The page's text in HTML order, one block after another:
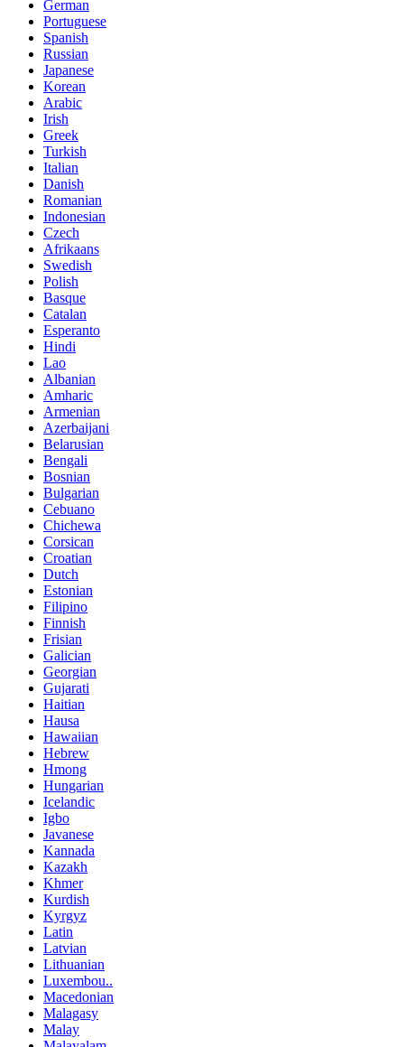
German
Portuguese
Spanish
Russian
Japanese
Korean
Arabic
Irish
Greek
Turkish
Italian
Danish
Romanian
Indonesian
Czech
Afrikaans
Swedish
Polish
Basque
Catalan
Esperanto
Hindi
Lao
Albanian
Amharic
Armenian
Azerbaijani
Belarusian
Bengali
Bosnian
Bulgarian
Cebuano
Chichewa
Corsican
Croatian
Dutch
Estonian
Filipino
Finnish
Frisian
Galician
Georgian
Gujarati
Haitian
Hausa
Hawaiian
Hebrew
Hmong
Hungarian
Icelandic
Igbo
Javanese
Kannada
Kazakh
Khmer
Kurdish
Kyrgyz
Latin
Latvian
Lithuanian
Luxembou..
Macedonian
Malagasy
Malay